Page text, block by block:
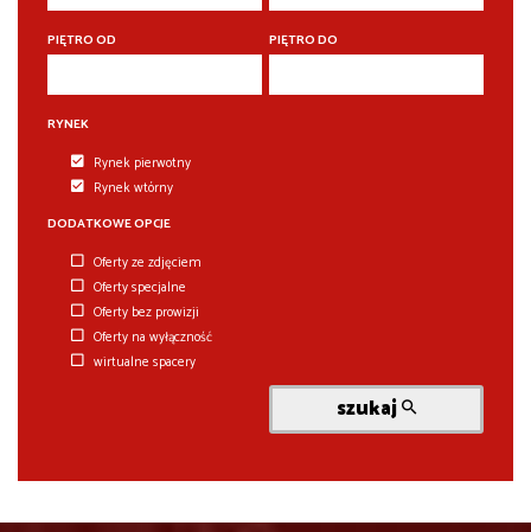
PIĘTRO OD PIĘTRO DO
RYNEK
Rynek pierwotny
Rynek wtórny
DODATKOWE OPCJE
Oferty ze zdjęciem
Oferty specjalne
Oferty bez prowizji
Oferty na wyłączność
wirtualne spacery
szukaj